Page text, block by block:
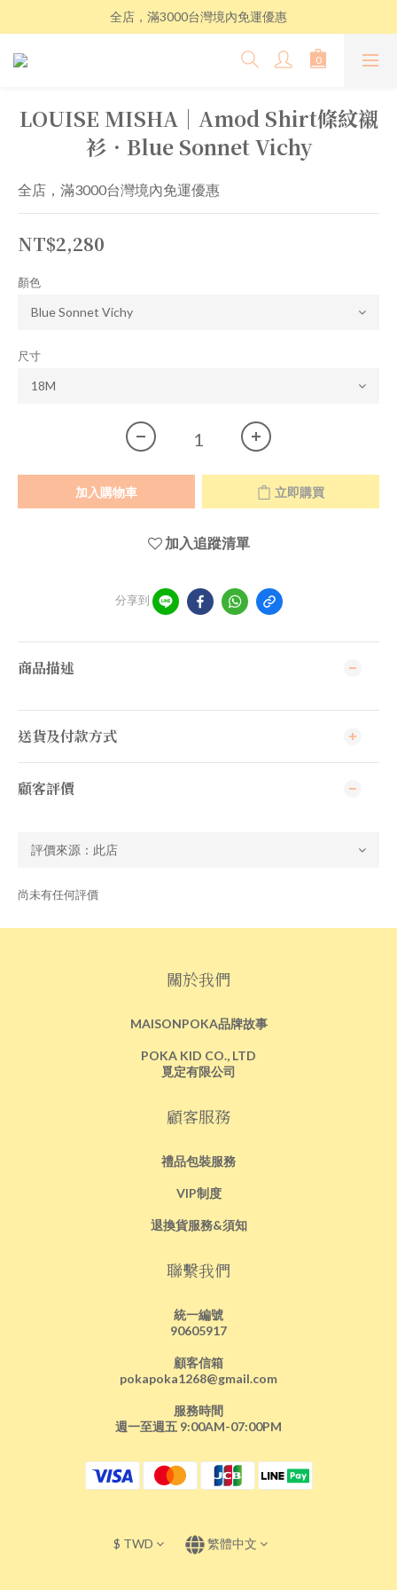
全店，滿3000台灣境內免運優惠
LOUISE MISHA│Amod Shirt條紋襯
衫．Blue Sonnet Vichy
全店，滿3000台灣境內免運優惠
NT$2,280
顏色
尺寸
加入購物車 立即購買
加入追蹤清單
分享到
商品描述
送貨及付款方式
顧客評價
尚未有任何評價
關於我們
MAISONPOKA品牌故事
POKA KID CO., LTD
覓定有限公司
顧客服務
禮品包裝服務
VIP制度
退換貨服務&須知
聯繫我們
統一編號
90605917
顧客信箱
pokapoka1268@gmail.com
服務時間
週一至週五 9:00AM-07:00PM
$ TWD 繁體中文